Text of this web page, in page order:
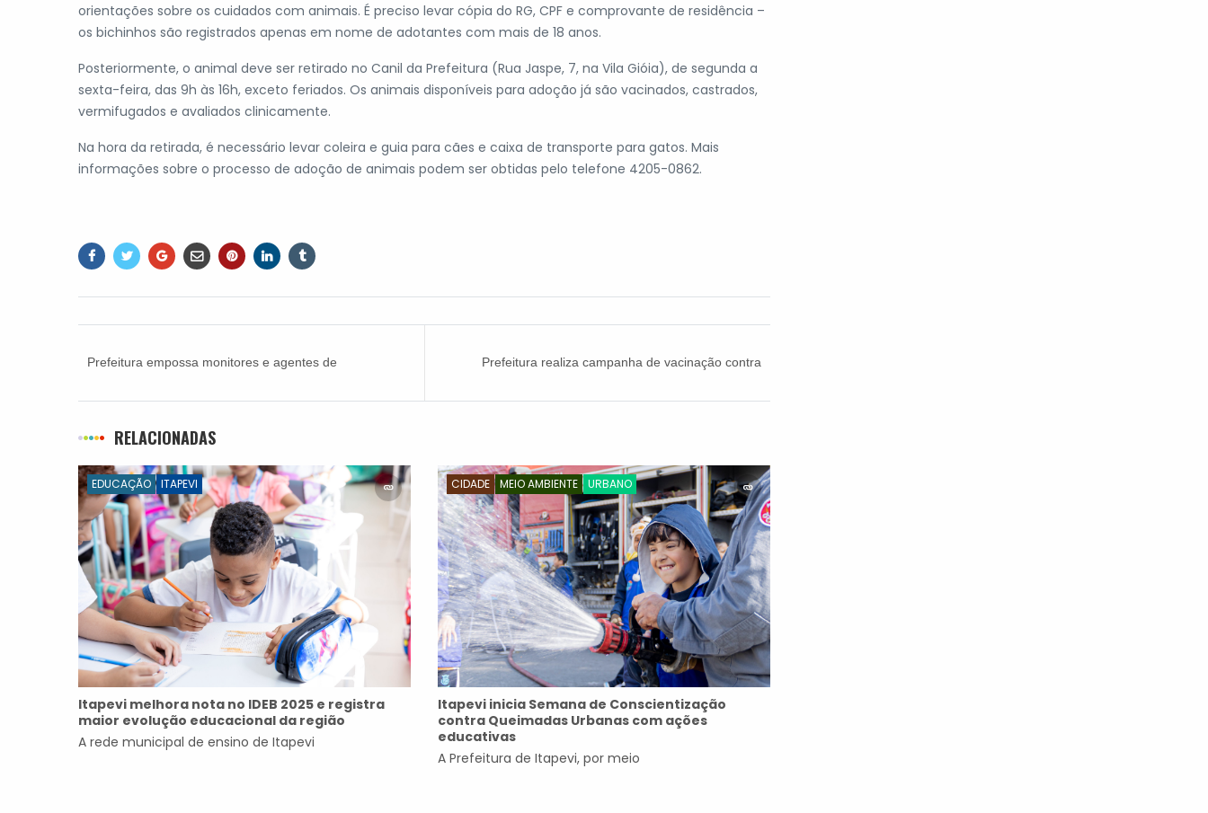
orientações sobre os cuidados com animais. É preciso levar cópia do RG, CPF e comprovante de residência –
os bichinhos são registrados apenas em nome de adotantes com mais de 18 anos.
Posteriormente, o animal deve ser retirado no Canil da Prefeitura (Rua Jaspe, 7, na Vila Gióia), de segunda a
sexta-feira, das 9h às 16h, exceto feriados. Os animais disponíveis para adoção já são vacinados, castrados,
vermifugados e avaliados clinicamente.
Na hora da retirada, é necessário levar coleira e guia para cães e caixa de transporte para gatos. Mais
informações sobre o processo de adoção de animais podem ser obtidas pelo telefone 4205-0862.
Prefeitura empossa monitores e agentes de
Prefeitura realiza campanha de vacinação contra
RELACIONADAS
EDUCAÇÃO ITAPEVI
Itapevi melhora nota no IDEB 2025 e registra
maior evolução educacional da região
A rede municipal de ensino de Itapevi
CIDADE MEIO AMBIENTE URBANO
Itapevi inicia Semana de Conscientização
contra Queimadas Urbanas com ações
educativas
A Prefeitura de Itapevi, por meio